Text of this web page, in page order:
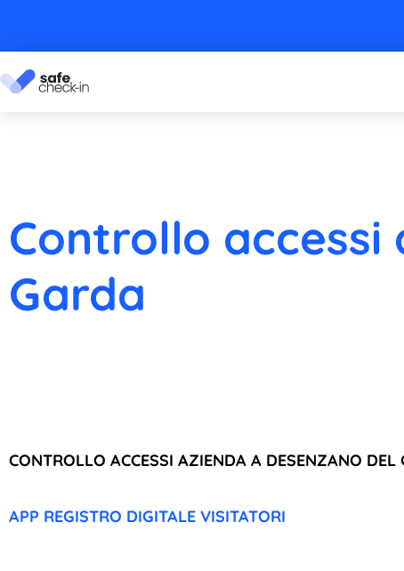
Controllo accessi
Garda
CONTROLLO ACCESSI AZIENDA A DESENZANO DEL
APP REGISTRO DIGITALE VISITATORI